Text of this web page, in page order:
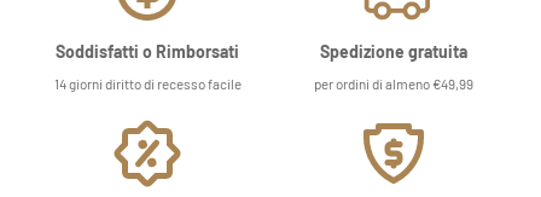
Soddisfatti o Rimborsati
14 giorni diritto di recesso facile
Spedizione gratuita
per ordini di almeno €49,99